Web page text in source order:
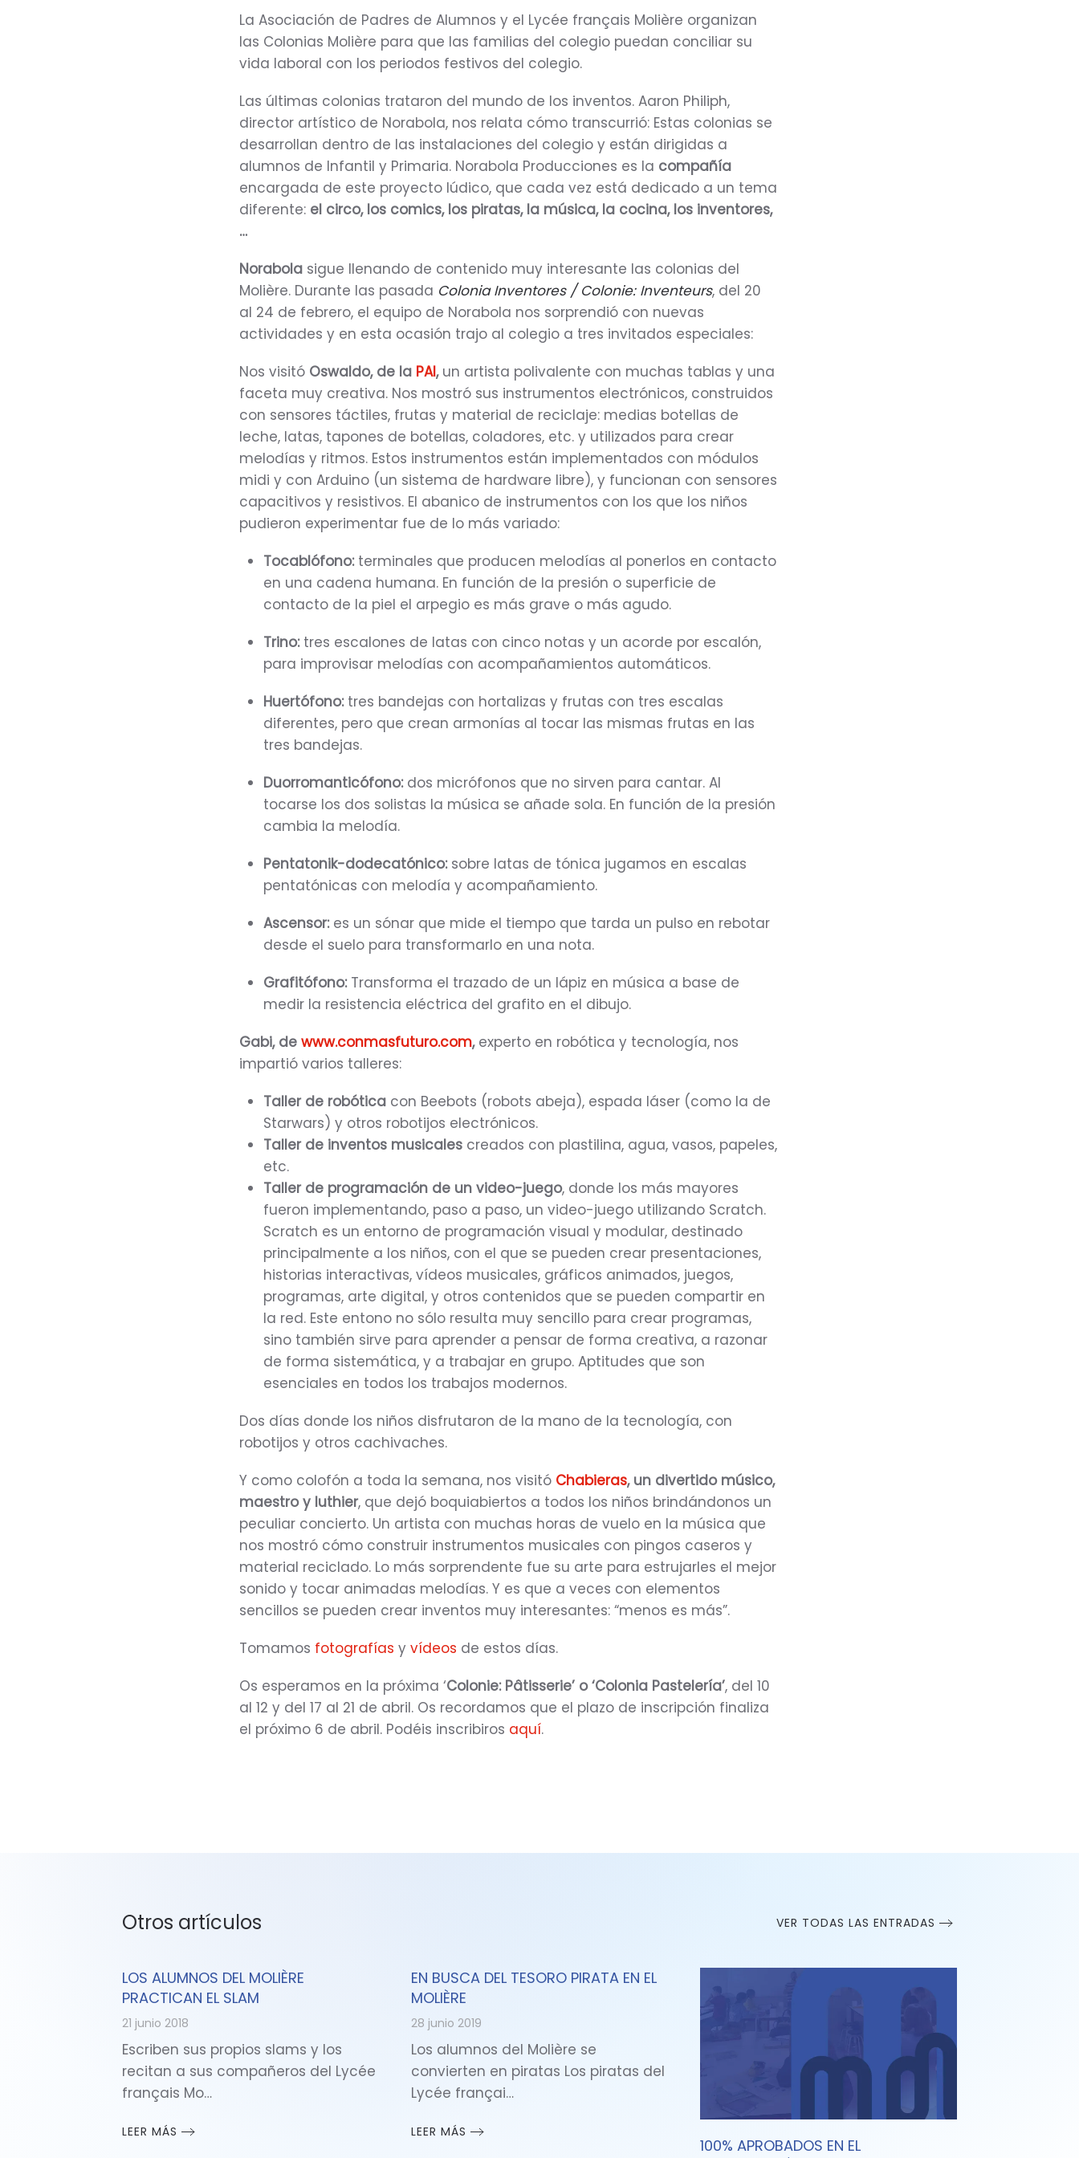
La Asociación de Padres de Alumnos y el Lycée français Molière organizan
las Colonias Molière para que las familias del colegio puedan conciliar su
vida laboral con los periodos festivos del colegio.
Las últimas colonias trataron del mundo de los inventos. Aaron Philiph,
director artístico de Norabola, nos relata cómo transcurrió: Estas colonias se
desarrollan dentro de las instalaciones del colegio y están dirigidas a
alumnos de Infantil y Primaria. Norabola Producciones es la compañía
encargada de este proyecto lúdico, que cada vez está dedicado a un tema
diferente: el circo, los comics, los piratas, la música, la cocina, los inventores,
…
Norabola sigue llenando de contenido muy interesante las colonias del
Molière. Durante las pasada Colonia Inventores / Colonie: Inventeurs, del 20
al 24 de febrero, el equipo de Norabola nos sorprendió con nuevas
actividades y en esta ocasión trajo al colegio a tres invitados especiales:
Nos visitó Oswaldo, de la PAI,un artista polivalente con muchas tablas y una
faceta muy creativa. Nos mostró sus instrumentos electrónicos, construidos
con sensores táctiles, frutas y material de reciclaje: medias botellas de
leche, latas, tapones de botellas, coladores, etc. y utilizados para crear
melodías y ritmos. Estos instrumentos están implementados con módulos
midi y con Arduino (un sistema de hardware libre), y funcionan con sensores
capacitivos y resistivos. El abanico de instrumentos con los que los niños
pudieron experimentar fue de lo más variado:
Tocablófono: terminales que producen melodías al ponerlos en contacto
en una cadena humana. En función de la presión o superficie de
contacto de la piel el arpegio es más grave o más agudo.
Trino:tres escalones de latas con cinco notas y un acorde por escalón,
para improvisar melodías con acompañamientos automáticos.
Huertófono: tres bandejas con hortalizas y frutas con tres escalas
diferentes, pero que crean armonías al tocar las mismas frutas en las
tres bandejas.
Duorromanticófono:dos micrófonos que no sirven para cantar. Al
tocarse los dos solistas la música se añade sola. En función de la presión
cambia la melodía.
Pentatonik-dodecatónico: sobre latas de tónica jugamos en escalas
pentatónicas con melodía y acompañamiento.
Ascensor:es un sónar que mide el tiempo que tarda un pulso en rebotar
desde el suelo para transformarlo en una nota.
Grafitófono:Transforma el trazado de un lápiz en música a base de
medir la resistencia eléctrica del grafito en el dibujo.
Gabi, dewww.conmasfuturo.com,experto en robótica y tecnología, nos
impartió varios talleres:
Taller de robótica con Beebots (robots abeja), espada láser (como la de
Starwars) y otros robotijos electrónicos.
Taller de inventos musicales creados con plastilina, agua, vasos, papeles,
etc.
Taller de programación de un video-juego, donde los más mayores
fueron implementando, paso a paso, un video-juego utilizando Scratch.
Scratch es un entorno de programación visual y modular, destinado
principalmente a los niños, con el que se pueden crear presentaciones,
historias interactivas, vídeos musicales, gráficos animados, juegos,
programas, arte digital, y otros contenidos que se pueden compartir en
la red. Este entono no sólo resulta muy sencillo para crear programas,
sino también sirve para aprender a pensar de forma creativa, a razonar
de forma sistemática, y a trabajar en grupo. Aptitudes que son
esenciales en todos los trabajos modernos.
Dos días donde los niños disfrutaron de la mano de la tecnología, con
robotijos y otros cachivaches.
Y como colofón a toda la semana, nos visitó Chabieras, un divertido músico,
maestro y luthier, que dejó boquiabiertos a todos los niños brindándonos un
peculiar concierto. Un artista con muchas horas de vuelo en la música que
nos mostró cómo construir instrumentos musicales con pingos caseros y
material reciclado. Lo más sorprendente fue su arte para estrujarles el mejor
sonido y tocar animadas melodías. Y es que a veces con elementos
sencillos se pueden crear inventos muy interesantes: “menos es más”.
Tomamos fotografías yvídeos de estos días.
Os esperamos en la próxima ‘Colonie: Pâtisserie’ o ‘Colonia Pastelería’, del 10
al 12 y del 17 al 21 de abril. Os recordamos que el plazo de inscripción finaliza
el próximo 6 de abril. Podéis inscribiros aquí.
Otros artículos VER TODAS LAS ENTRADAS
LOS ALUMNOS DEL MOLIÈRE
PRACTICAN EL SLAM
21 junio 2018
Escriben sus propios slams y los
recitan a sus compañeros del Lycée
français Mo…
LEER MÁS
EN BUSCA DEL TESORO PIRATA EN EL
MOLIÈRE
28 junio 2019
Los alumnos del Molière se
convierten en piratas Los piratas del
Lycée françai…
LEER MÁS
100% APROBADOS EN EL